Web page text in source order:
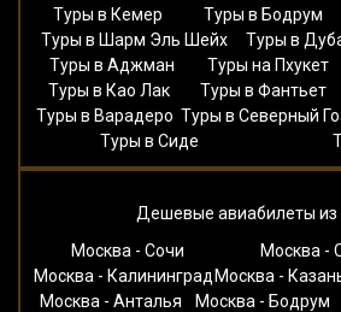
Туры в Кемер
Туры в Бодрум
Туры в Шарм Эль Шейх
Туры в
Туры в Аджман
Туры на Пхукет
Туры в Као Лак
Туры в Фантьет
Туры в Варадеро Туры в Северный
Туры в Сиде
Дешевые авиабилеты
Москва - Сочи
Москва -
Москва - КалининградМосква -
Москва - Анталья
Москва - Бодрум